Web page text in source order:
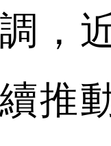
，
推